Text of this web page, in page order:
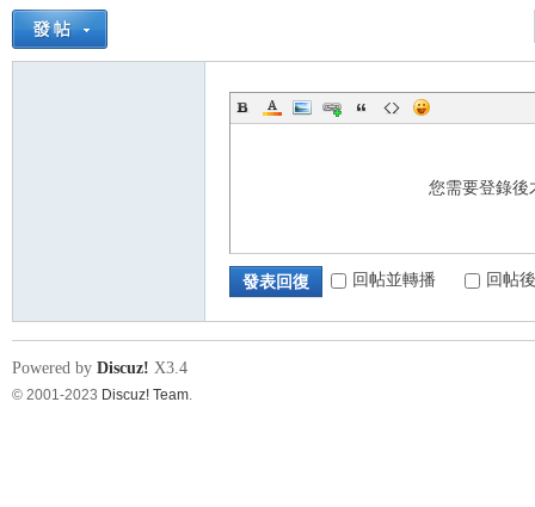
您需要登錄
發表回復 回帖並轉播 回帖
Powered by Discuz! X3.4
© 2001-2023 Discuz! Team.